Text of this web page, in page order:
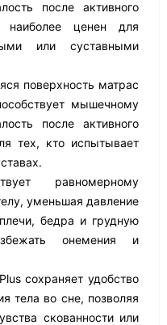
после активного
ценен для
или суставными
поверхность матрас
мышечному
после активного
тех, кто испытывает
равномерному
уменьшая давление
бедра и грудную
онемения и
сохраняет удобство
тела во сне, позволяя
скованности или